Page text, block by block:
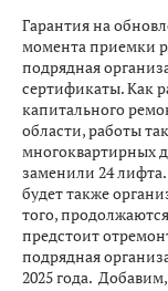
Гарантия на
момента приемки
подрядная
сертификаты. Как
капитального
области, работы
многоквартирных
заменили 24
будет также
того,
предстоит
подрядная
2025 года.